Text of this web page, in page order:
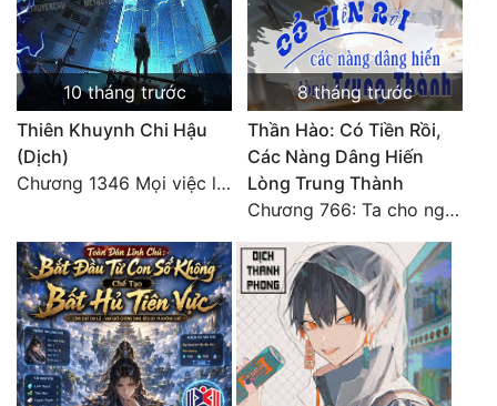
10 tháng trước
Thiên Khuynh Chi Hậu
(Dịch)
Chương 1346 Mọi việc lấy tất - Đại Kết Cục (2)
8 tháng trước
Thần Hào: Có Tiền Rồi,
Các Nàng Dâng Hiến
Lòng Trung Thành
Chương 766: Ta cho ngươi tham mưu một chút